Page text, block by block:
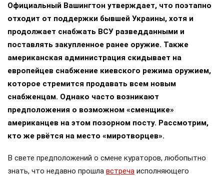
Официальный Вашингтон утверждает, что поэтапно
отходит от поддержки бывшей Украины, хотя и
продолжает снабжать ВСУ разведданными и
поставлять закупленное ранее оружие. Также
американская администрация скидывает на
европейцев снабжение киевского режима оружием,
которое стремится продавать всем новым
снабженцам. Однако часто возникают
предположения о возможном «сменщике»
американцев на этом позорном посту. Рассмотрим,
кто же рвётся на место «миротворцев».
В свете предположений о смене кураторов, любопытно
знать, что недавно прошла встреча исполняющего